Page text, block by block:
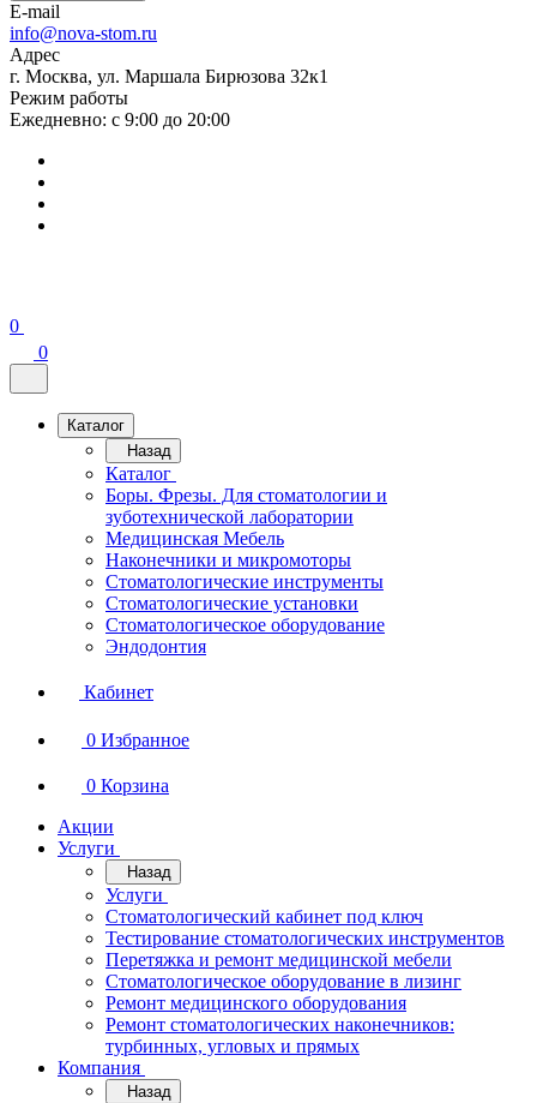
E-mail
info@nova-stom.ru
Адрес
г. Москва, ул. Маршала Бирюзова 32к1
Режим работы
Ежедневно: с 9:00 до 20:00
0
0
Каталог
Назад
Каталог
Боры. Фрезы. Для стоматологии и
зуботехнической лаборатории
Медицинская Мебель
Наконечники и микромоторы
Стоматологические инструменты
Стоматологические установки
Стоматологическое оборудование
Эндодонтия
Кабинет
0 Избранное
0 Корзина
Акции
Услуги
Назад
Услуги
Стоматологический кабинет под ключ
Тестирование стоматологических инструментов
Перетяжка и ремонт медицинской мебели
Стоматологическое оборудование в лизинг
Ремонт медицинского оборудования
Ремонт стоматологических наконечников:
турбинных, угловых и прямых
Компания
Назад